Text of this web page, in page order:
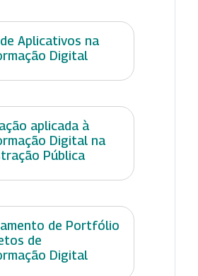
Aplicativos na
Digital
aplicada à
Digital na
Pública
de Portfólio
de
Digital